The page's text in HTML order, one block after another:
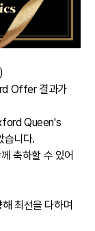
Offer 결과가
Queen's
습니다.
축하할 수 있어
최선을 다하며